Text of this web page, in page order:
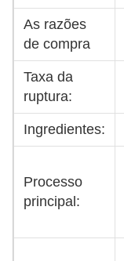
As razões
de compra
Taxa da
ruptura:
Ingredientes:
Processo
principal: